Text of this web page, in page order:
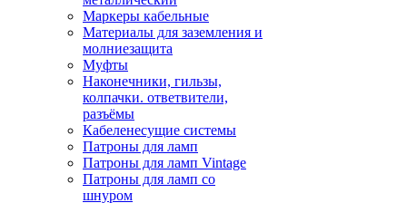
Маркеры кабельные
Материалы для заземления и
молниезащита
Муфты
Наконечники, гильзы,
колпачки. ответвители,
разъёмы
Кабеленесущие системы
Патроны для ламп
Патроны для ламп Vintage
Патроны для ламп со
шнуром